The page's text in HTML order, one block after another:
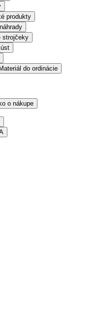
produkty
strojčeky
Materiál do ordinácie
o nákupe